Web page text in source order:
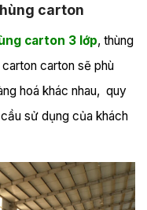
carton
carton 3 lớp, thùng
carton sẽ phù
hoá khác nhau, quy
sử dụng của khách